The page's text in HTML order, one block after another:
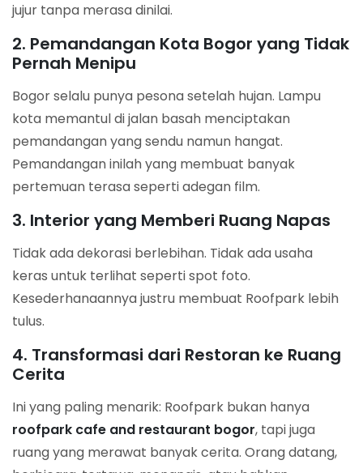
jujur tanpa merasa dinilai.
2. Pemandangan Kota Bogor yang Tidak
Pernah Menipu
Bogor selalu punya pesona setelah hujan. Lampu
kota memantul di jalan basah menciptakan
pemandangan yang sendu namun hangat.
Pemandangan inilah yang membuat banyak
pertemuan terasa seperti adegan film.
3. Interior yang Memberi Ruang Napas
Tidak ada dekorasi berlebihan. Tidak ada usaha
keras untuk terlihat seperti spot foto.
Kesederhanaannya justru membuat Roofpark lebih
tulus.
4. Transformasi dari Restoran ke Ruang
Cerita
Ini yang paling menarik: Roofpark bukan hanya
roofpark cafe and restaurant bogor, tapi juga
ruang yang merawat banyak cerita. Orang datang,